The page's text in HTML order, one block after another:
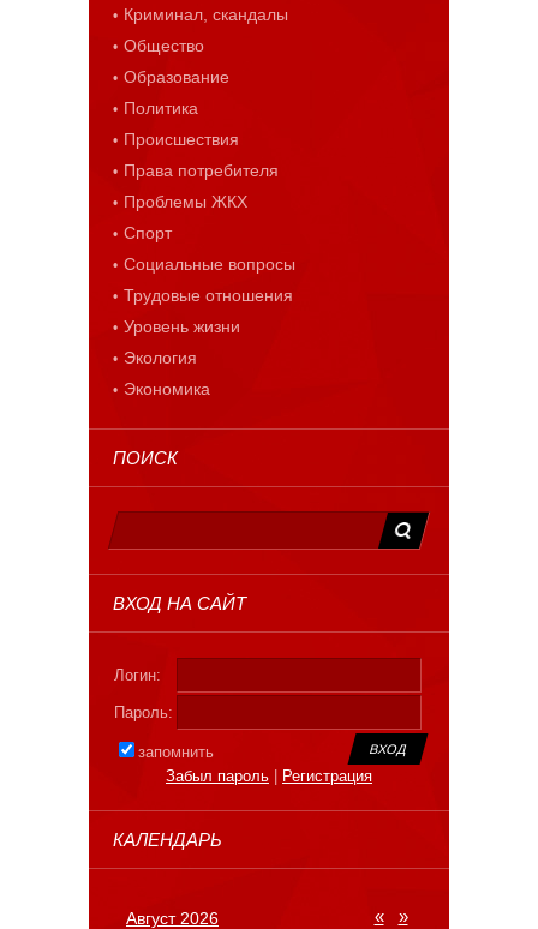
Криминал, скандалы
Общество
Образование
Политика
Происшествия
Права потребителя
Проблемы ЖКХ
Спорт
Социальные вопросы
Трудовые отношения
Уровень жизни
Экология
Экономика
ПОИСК
ВХОД НА САЙТ
Логин:
Пароль:
запомнить
Забыл пароль
Регистрация
КАЛЕНДАРЬ
«
Август 2026 »